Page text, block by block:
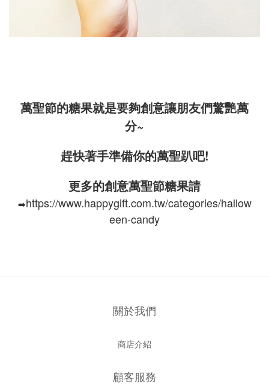
萬聖節的糖果就是要夠創意讓朋友們驚艷萬
分~
趕快著手準備你的萬聖趴吧!
更多的創意萬聖節糖果請
➡️https://www.happygift.com.tw/categories/hallow
een-candy
關於我們
商店介紹
顧客服務